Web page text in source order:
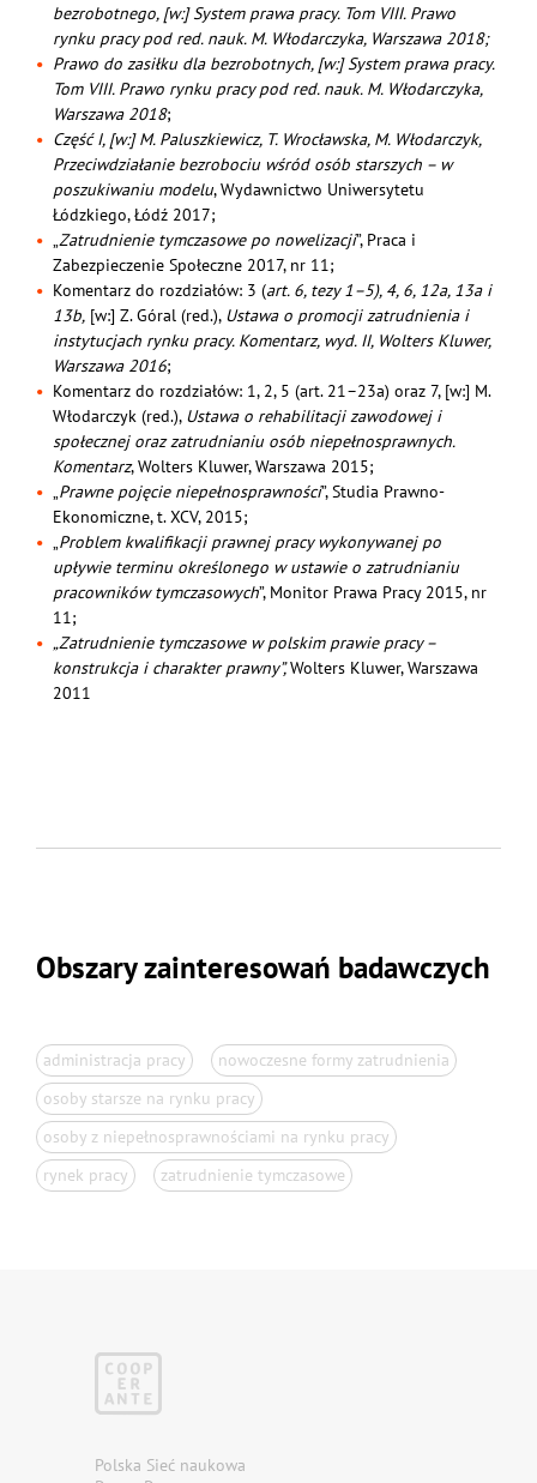
bezrobotnego, [w:] System prawa pracy. Tom VIII. Prawo
rynku pracy pod red. nauk. M. Włodarczyka, Warszawa 2018;
Prawo do zasiłku dla bezrobotnych, [w:] System prawa pracy.
Tom VIII. Prawo rynku pracy pod red. nauk. M. Włodarczyka,
Warszawa 2018;
Część I, [w:] M. Paluszkiewicz, T. Wrocławska, M. Włodarczyk,
Przeciwdziałanie bezrobociu wśród osób starszych – w
poszukiwaniu modelu, Wydawnictwo Uniwersytetu
Łódzkiego, Łódź 2017;
„Zatrudnienie tymczasowe po nowelizacji”, Praca i
Zabezpieczenie Społeczne 2017, nr 11;
Komentarz do rozdziałów: 3 (art. 6, tezy 1–5), 4, 6, 12a, 13a i
13b, [w:] Z. Góral (red.), Ustawa o promocji zatrudnienia i
instytucjach rynku pracy. Komentarz, wyd. II, Wolters Kluwer,
Warszawa 2016;
Komentarz do rozdziałów: 1, 2, 5 (art. 21–23a) oraz 7, [w:] M.
Włodarczyk (red.), Ustawa o rehabilitacji zawodowej i
społecznej oraz zatrudnianiu osób niepełnosprawnych.
Komentarz, Wolters Kluwer, Warszawa 2015;
„Prawne pojęcie niepełnosprawności”, Studia Prawno-
Ekonomiczne, t. XCV, 2015;
„Problem kwalifikacji prawnej pracy wykonywanej po
upływie terminu określonego w ustawie o zatrudnianiu
pracowników tymczasowych”, Monitor Prawa Pracy 2015, nr
11;
„Zatrudnienie tymczasowe w polskim prawie pracy –
konstrukcja i charakter prawny”,Wolters Kluwer, Warszawa
2011
Obszary zainteresowań badawczych
administracja pracy
nowoczesne formy zatrudnienia
osoby starsze na rynku pracy
osoby z niepełnosprawnościami na rynku pracy
rynek pracy
zatrudnienie tymczasowe
Polska Sieć naukowa